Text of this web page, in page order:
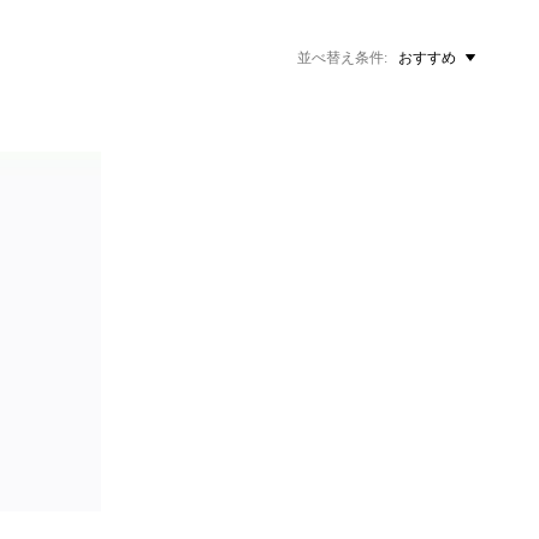
並べ替え条件 おすすめ